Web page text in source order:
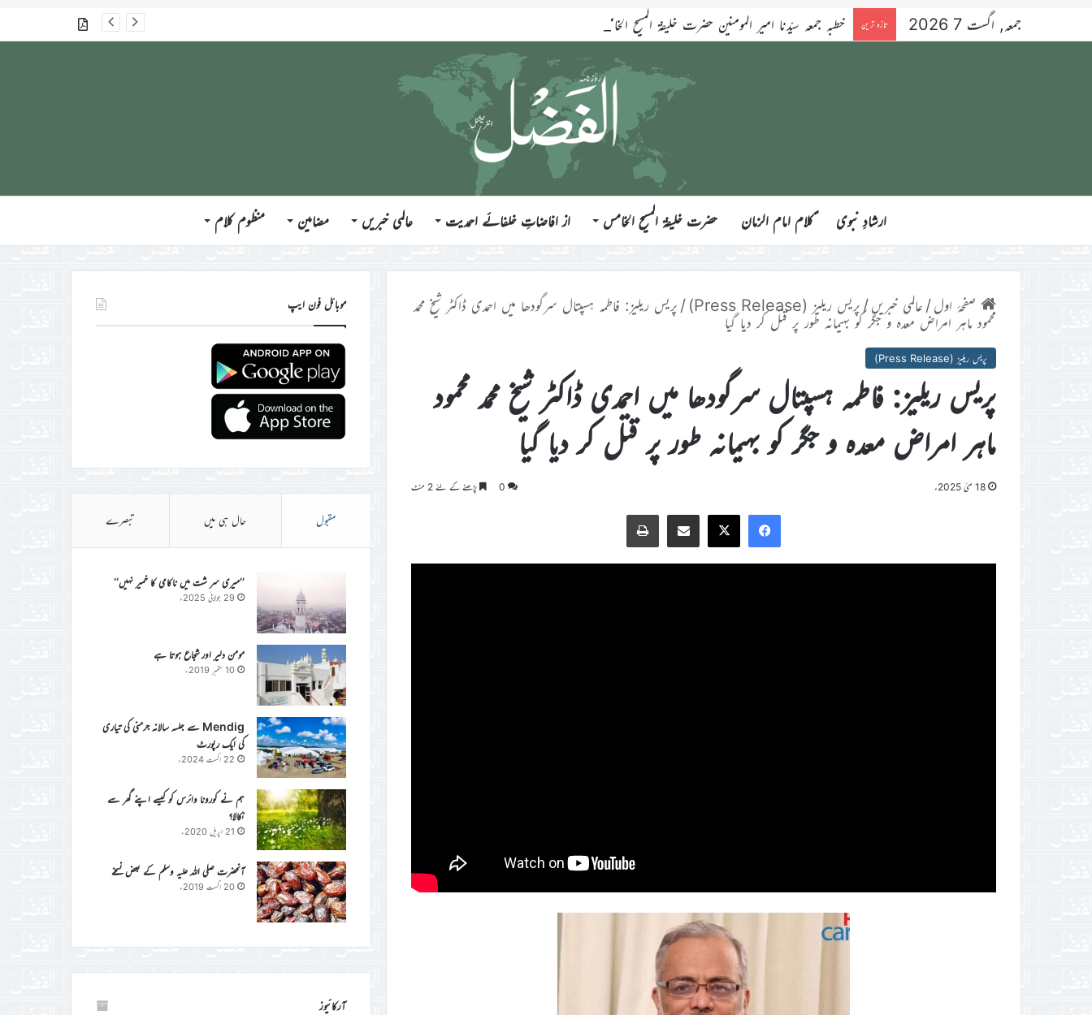
جمعہ, اگست 7 2026 تازہ ترین خطبہ جمعہ سیّدنا امیر المومنین حضرت خلیفۃ المسیح الخامس ایّدہ اللہ تعالیٰ بنصرہ العزیز فرمودہ 17؍جولائی 2026ء گذشتہ شمارے
ارشادِ نبوی ؑکلام امام الزمان حضرت خلیفۃ المسیح الخامس از افاضاتِ خلفائے احمدیت عالمی خبریں مضامین منظوم کلام
صفحۂ اول/ عالمی خبریں/ پریس ریلیز (Press Release) / پریس ریلیز: فاطمہ ہسپتال سرگودھا میں احمدی ڈاکٹر شیخ محمد
محمود ماہر امراض معدہ و جگر کو بہیمانہ طور پر قتل کر دیا گیا
پریس ریلیز (Press Release)
پریس ریلیز: فاطمہ ہسپتال سرگودھا میں احمدی ڈاکٹر شیخ محمد محمود
ماہر امراض معدہ و جگر کو بہیمانہ طور پر قتل کر دیا گیا
18 مئی 2025ء 0 پڑھنے کے لئے 2 منٹ
Facebook
X
Share via Email
Print
موبائل فون ایپ
مقبول حال ہی میں تبصرے
’’میری سر شت میں ناکامی کا خمیر نہیں‘‘
29 جولائی 2025ء
مومن دلیر اور شجاع ہوتا ہے
10 ستمبر 2019ء
Mendig سے جلسہ سالانہ جرمنی کی تیاری
کی ایک رپورٹ
22 اگست 2024ء
ہم نے کورونا وائرس کو کیسے اپنے گھر سے
نکالا؟
21 اپریل 2020ء
آنحضرت صلی اللہ علیہ وسلم کے بعض نسخے
20 اگست 2019ء
آرکائیوز